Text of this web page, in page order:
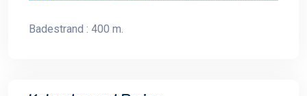
Badestrand : 400 m.